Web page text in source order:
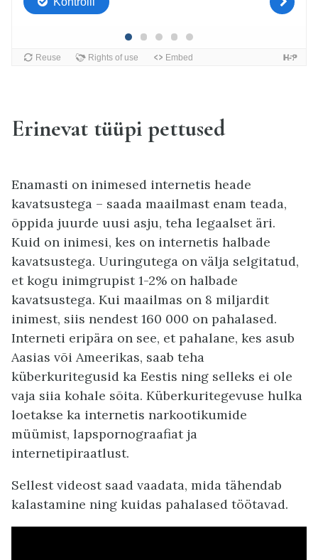
Erinevat tüüpi pettused
Enamasti on inimesed internetis heade
kavatsustega – saada maailmast enam teada,
õppida juurde uusi asju, teha legaalset äri.
Kuid on inimesi, kes on internetis halbade
kavatsustega. Uuringutega on välja selgitatud,
et kogu inimgrupist 1-2% on halbade
kavatsustega. Kui maailmas on 8 miljardit
inimest, siis nendest 160 000 on pahalased.
Interneti eripära on see, et pahalane, kes asub
Aasias või Ameerikas, saab teha
küberkuritegusid ka Eestis ning selleks ei ole
vaja siia kohale sõita. Küberkuritegevuse hulka
loetakse ka internetis narkootikumide
müümist, lapspornograafiat ja
internetipiraatlust.
Sellest videost saad vaadata, mida tähendab
kalastamine ning kuidas pahalased töötavad.